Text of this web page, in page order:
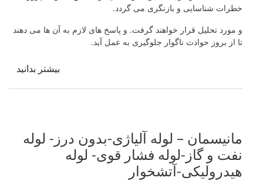
خطرات شناسایی و بازنگری می گردد.
و مورد تحلیل قرار خواهند گرفت. و پاسخ های لازم به آن ها می دهند
تا از بروز حوادث ناگوار جلوگیری به عمل آید.
بیشتر بدانید
مانیسمان – لوله آلیاژی-بدون درز- لوله
نفت و گاز-لوله فشار قوی- لوله
هیدرولیکی-آتشخوار